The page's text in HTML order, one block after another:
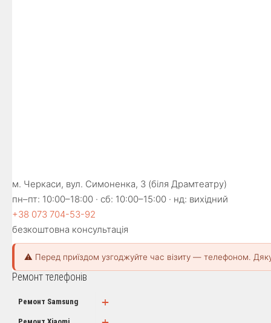
м. Черкаси, вул. Симоненка, 3 (біля Драмтеатру)
пн–пт: 10:00–18:00 · сб: 10:00–15:00 · нд: вихідний
+38 073 704-53-92
безкоштовна консультація
⚠️ Перед приїздом узгоджуйте час візиту — телефоном.
Ремонт телефонів
Ремонт Samsung +